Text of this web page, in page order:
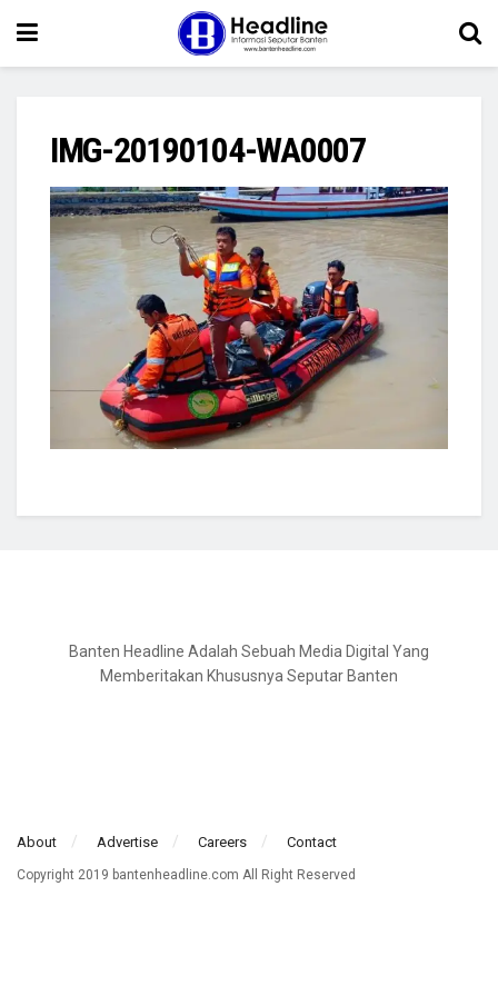
IMG-20190104-WA0007
Banten Headline Adalah Sebuah Media Digital Yang
Memberitakan Khususnya Seputar Banten
About Advertise Careers Contact
Copyright 2019 bantenheadline.com All Right Reserved